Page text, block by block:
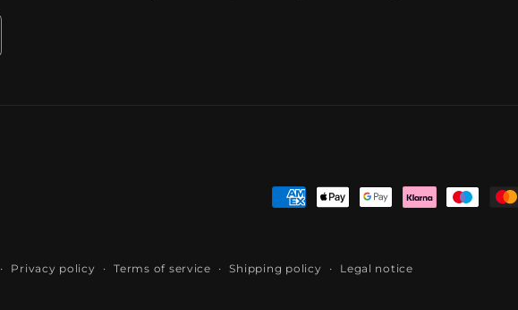
Payment
Privacy policy Terms of service Shipping policy Legal notice